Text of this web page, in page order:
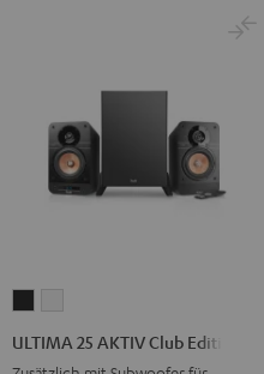
ULTIMA 25 AKTIV Club Edition